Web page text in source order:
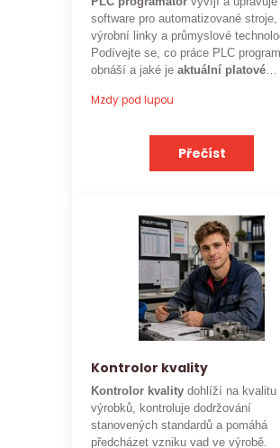
software pro automatizované stroje,
výrobní linky a průmyslové
Podívejte se, co práce PLC
obnáší a jaké jeaktuální platové
Mzdy pod lupou
Přečíst
Kontrolor kvality
Kontrolor kvalitydohlíží na kvalitu
výrobků, kontroluje dodržování
stanovených standardů a pomáhá
předcházet vzniku vad ve výrobě.